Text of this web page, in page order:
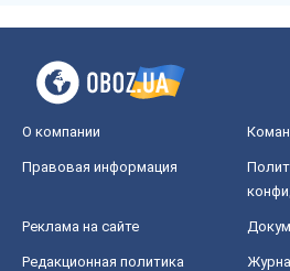
О компании
Правовая информация
Реклама на сайте
Редакционная политика